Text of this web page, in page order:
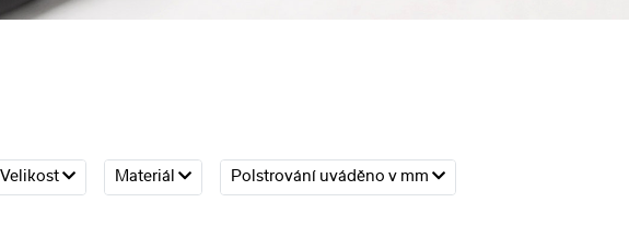
Velikost Materiál Polstrování uváděno v mm